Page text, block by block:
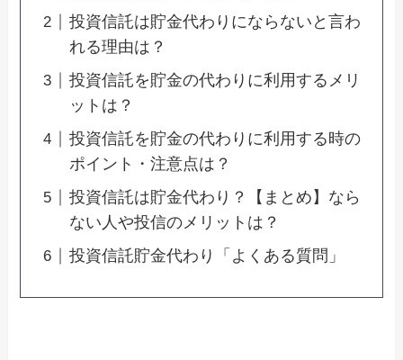
投資信託は貯金代わりにならないと言わ
れる理由は？
投資信託を貯金の代わりに利用するメリ
ットは？
投資信託を貯金の代わりに利用する時の
ポイント・注意点は？
投資信託は貯金代わり？【まとめ】なら
ない人や投信のメリットは？
投資信託貯金代わり「よくある質問」